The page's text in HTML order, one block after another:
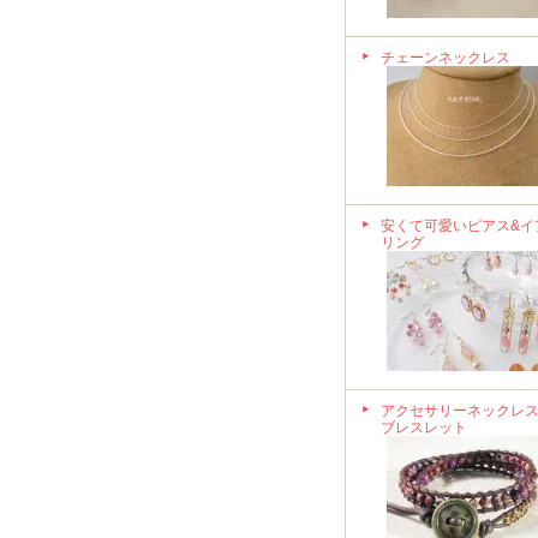
チェーンネックレス
安くて可愛いピアス&イ
リング
アクセサリーネックレ
ブレスレット